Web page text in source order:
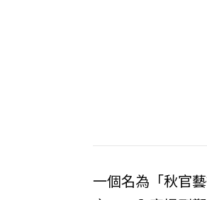
一個名為「秋官